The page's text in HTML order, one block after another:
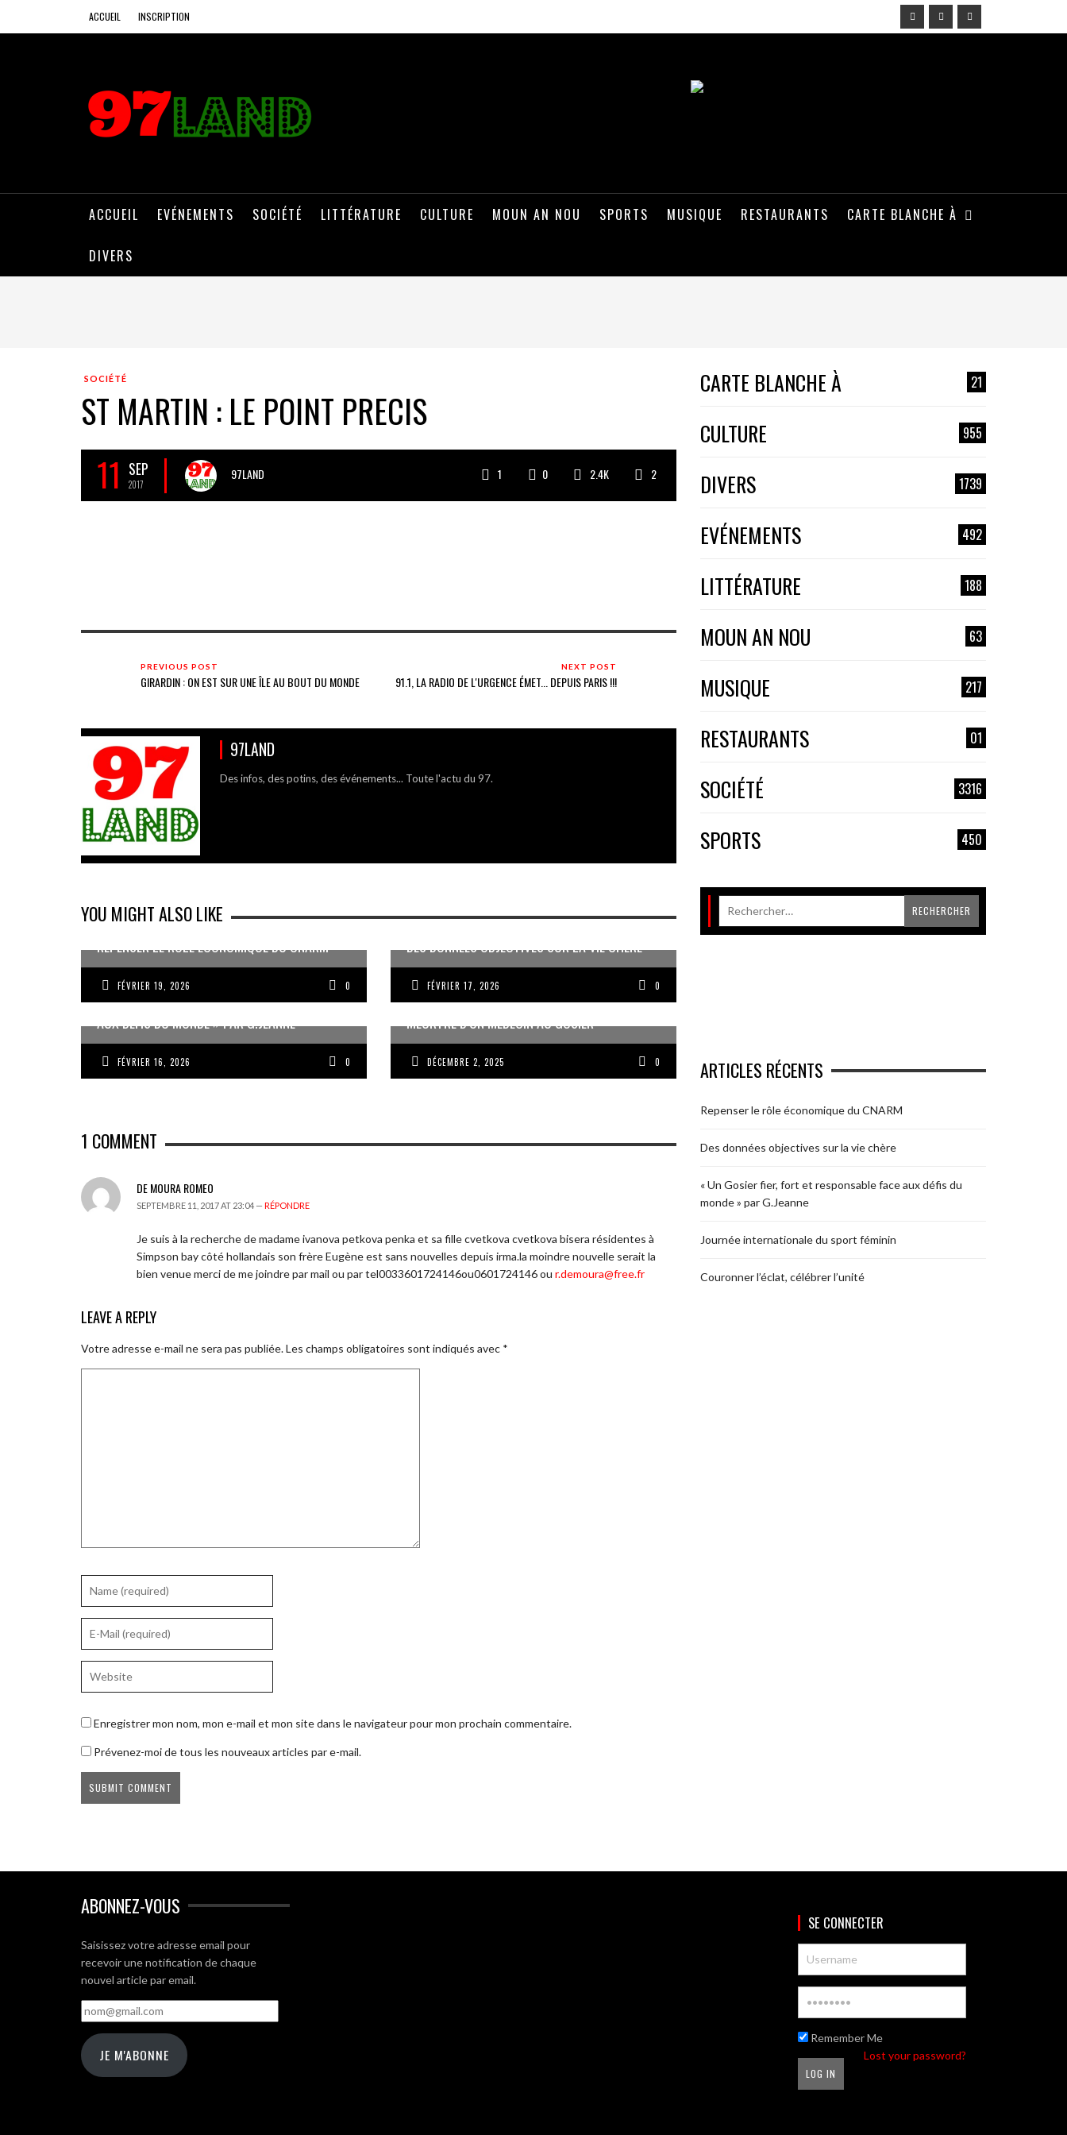
ACCUEIL INSCRIPTION
ACCUEIL EVÉNEMENTS SOCIÉTÉ LITTÉRATURE CULTURE MOUN AN NOU SPORTS MUSIQUE RESTAURANTS CARTE BLANCHE À
DIVERS
SOCIÉTÉ
ST MARTIN : LE POINT PRECIS
11 SEP
2017
97LAND 1 0 2.4K 2
PREVIOUS POST
GIRARDIN : ON EST SUR UNE ÎLE AU BOUT DU MONDE
NEXT POST
91.1, LA RADIO DE L'URGENCE ÉMET... DEPUIS PARIS !!!
97LAND
Des infos, des potins, des événements... Toute l'actu du 97.
YOU MIGHT ALSO LIKE
REPENSER LE RÔLE ÉCONOMIQUE DU CNARM
FÉVRIER 19, 2026 0
DES DONNÉES OBJECTIVES SUR LA VIE CHÈRE
FÉVRIER 17, 2026 0
« UN GOSIER FIER, FORT ET RESPONSABLE FACE
AUX DÉFIS DU MONDE » PAR G.JEANNE
FÉVRIER 16, 2026 0
MEURTRE D’UN MÉDECIN AU GOSIER
DÉCEMBRE 2, 2025 0
1 COMMENT
DE MOURA ROMEO
SEPTEMBRE 11, 2017 AT 23:04 — RÉPONDRE
Je suis à la recherche de madame ivanova petkova penka et sa fille cvetkova cvetkova bisera résidentes à
Simpson bay côté hollandais son frère Eugène est sans nouvelles depuis irma.la moindre nouvelle serait la
bien venue merci de me joindre par mail ou par tel0033601724146ou0601724146 ou r.demoura@free.fr
LEAVE A REPLY
Votre adresse e-mail ne sera pas publiée.Les champs obligatoires sont indiqués avec *
Enregistrer mon nom, mon e-mail et mon site dans le navigateur pour mon prochain commentaire.
Prévenez-moi de tous les nouveaux articles par e-mail.
CARTE BLANCHE À 21
CULTURE 955
DIVERS 1739
EVÉNEMENTS 492
LITTÉRATURE 188
MOUN AN NOU 63
MUSIQUE 217
RESTAURANTS 01
SOCIÉTÉ 3316
SPORTS 450
ARTICLES RÉCENTS
Repenser le rôle économique du CNARM
Des données objectives sur la vie chère
« Un Gosier fier, fort et responsable face aux défis du
monde » par G.Jeanne
Journée internationale du sport féminin
Couronner l’éclat, célébrer l’unité
ABONNEZ-VOUS
Saisissez votre adresse email pour
recevoir une notification de chaque
nouvel article par email.
nom@gmail.com
JE M'ABONNE
SE CONNECTER
Remember Me
Lost your password?